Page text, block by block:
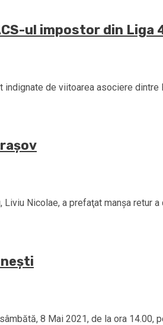
ul impostor din Liga
de viitoarea asociere dintre
Liviu Nicolae, a prefaţat manşa retur
8 Mai 2021, de la ora 14.00,